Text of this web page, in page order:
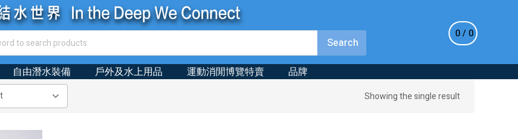
0 0
自由潛水裝備 戶外及水上用品 運動消閒博覽特賣 品牌
Showing the single result